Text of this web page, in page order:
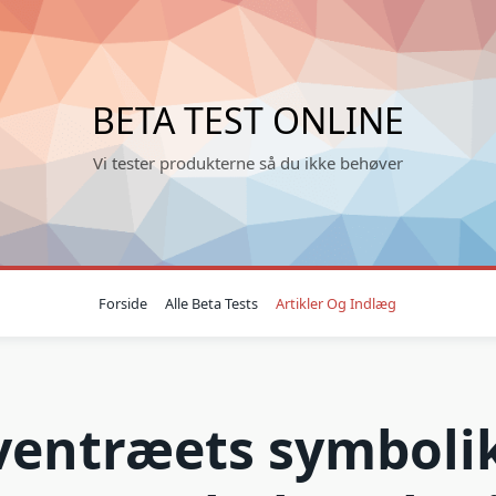
BETA TEST ONLINE
Vi tester produkterne så du ikke behøver
Forside Alle Beta Tests Artikler Og Indlæg